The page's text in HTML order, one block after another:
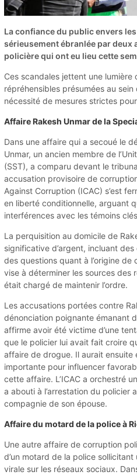
La confiance du public envers
sérieusement ébranlée par deux
policière qui ont eu lieu cette
Ces scandales jettent une lumière
répréhensibles présumées au
nécessité de mesures strictes
Affaire Rakesh Unmar de la
Dans une affaire qui a secoué le
Unmar, un ancien membre de
(SST), a comparu devant le
accusation provisoire de
Against Corruption (ICAC) s’est
en liberté conditionnelle, arguant
interférences avec les témoins
La perquisition au domicile de
significative d’argent, incluant
des questions quant à l’origine de
vise à déterminer les sources
était chargé de maintenir l’ordre.
Les accusations portées contre
dénonciation poignante émanant
affirme avoir été victime d’une
que le policier lui avait fait croire
affaire de drogue. Il aurait ensuite
importante pour influencer
cette affaire. L’ICAC a orchestré
a abouti à l’arrestation du policier
compagnie de son épouse.
Affaire du motard de la police à
Une autre affaire de corruption
d’un motard de la police
virale sur les réseaux sociaux.